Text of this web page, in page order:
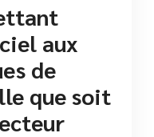
aux
de
que soit